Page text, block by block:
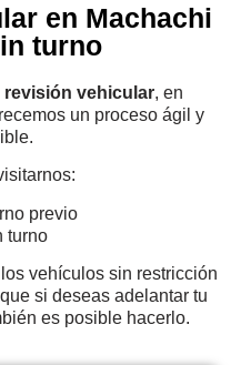
en Machachi
turno
revisión vehicular, en
un proceso ágil y
previo
turno
vehículos sin restricción
si deseas adelantar tu
es posible hacerlo.